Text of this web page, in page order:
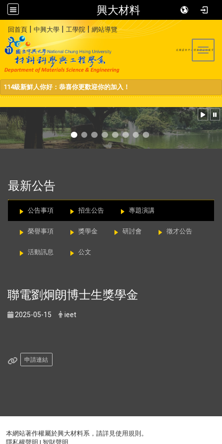
興大材料
回首頁 | 中興大學 | 工學院|網站導覽
114級新鮮人你好：恭喜你更歡迎你的加入！
最新公告
公告事項 招生公告 專題演講
榮譽事項 獎學金 研討會 徵才公告
活動訊息 公文
聯電劉炯朗博士生獎學金
2025-05-15 ieet
申請連結
本網站著作權屬於興大材料系，請詳見使用規則 。
隱私權聲明 |智財聲明